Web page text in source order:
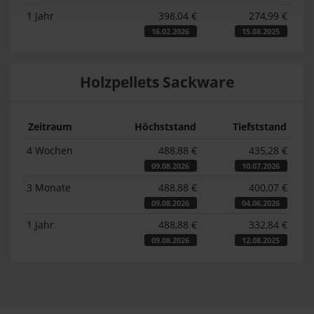
1 Jahr 398,04 €
16.02.2026
274,99 €
15.08.2025
Holzpellets Sackware
Zeitraum Höchststand
Tiefststand
4 Wochen
488,88 €
09.08.2026
435,28 €
10.07.2026
3 Monate 488,88 €
09.08.2026
400,07 €
04.06.2026
1 Jahr 488,88 €
09.08.2026
332,84 €
12.08.2025